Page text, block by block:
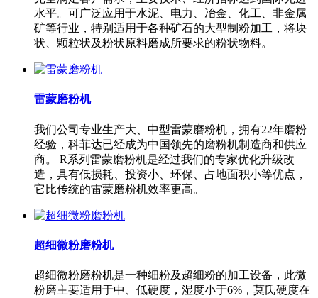
水平。可广泛应用于水泥、电力、冶金、化工、非金属
矿等行业，特别适用于各种矿石的大型制粉加工，将块
状、颗粒状及粉状原料磨成所要求的粉状物料。
雷蒙磨粉机
我们公司专业生产大、中型雷蒙磨粉机，拥有22年磨粉
经验，科菲达已经成为中国领先的磨粉机制造商和供应
商。 R系列雷蒙磨粉机是经过我们的专家优化升级改
造，具有低损耗、投资小、环保、占地面积小等优点，
它比传统的雷蒙磨粉机效率更高。
超细微粉磨粉机
超细微粉磨粉机是一种细粉及超细粉的加工设备，此微
粉磨主要适用于中、低硬度，湿度小于6%，莫氏硬度在